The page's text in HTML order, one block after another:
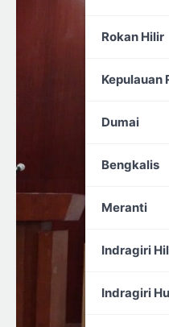
Rokan Hilir
Kepulauan
Dumai
Bengkalis
Meranti
Indragiri
Indragiri